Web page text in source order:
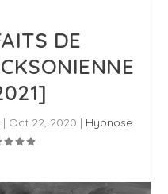
DE
| Oct 22, 2020 | Hypnose